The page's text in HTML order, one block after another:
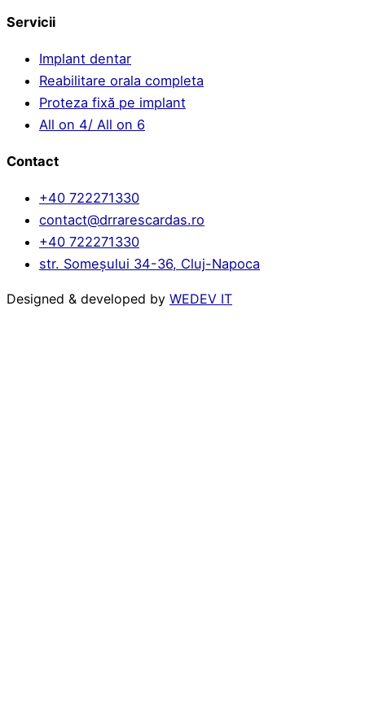
Servicii
Implant dentar
Reabilitare orala completa
Proteza fixă pe implant
All on 4/ All on 6
Contact
+40 722271330
contact@drrarescardas.ro
+40 722271330
str. Someșului 34-36, Cluj-Napoca
Designed & developed by WEDEV IT